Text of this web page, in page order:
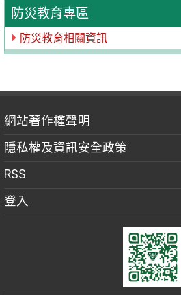
防災教育專區
防災教育相關資訊
網站著作權聲明
隱私權及資訊安全政策
RSS
登入